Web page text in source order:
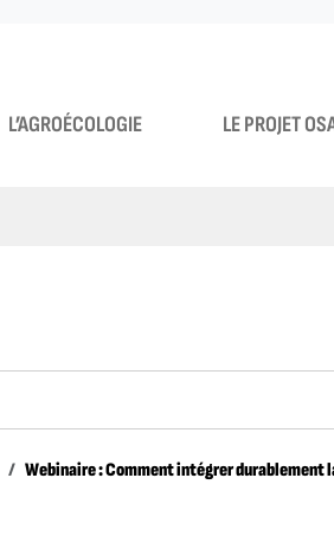
L’AGROÉCOLOGIE LE PROJET
Webinaire : Comment intégrer durablement